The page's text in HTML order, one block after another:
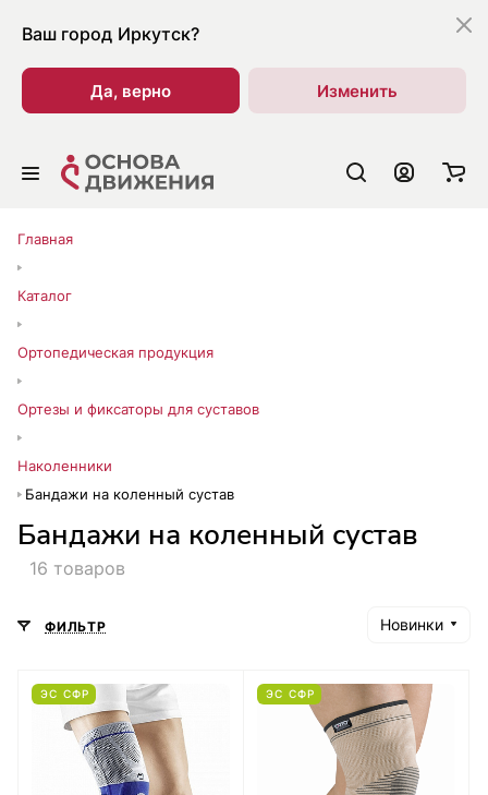
Ваш город Иркутск?
Да, верно Изменить
Главная
Каталог
Ортопедическая продукция
Ортезы и фиксаторы для суставов
Наколенники
Бандажи на коленный сустав
Бандажи на коленный сустав
16 товаров
ФИЛЬТР Новинки
ЭС СФР ЭС СФР